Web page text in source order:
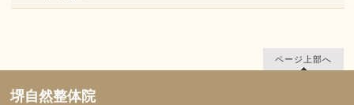
ページ上部へ
堺自然整体院